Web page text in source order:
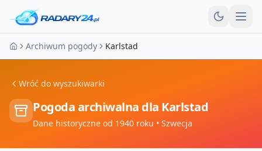
Strona główna
Archiwum pogody Karlstad
Wróć do wyszukiwarki
Pogoda archiwalna dla Karlstad
Dane historyczne od 1940 roku • Szwecja